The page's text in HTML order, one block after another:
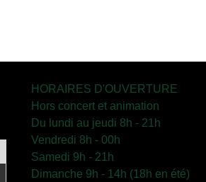
HORAIRES D'OUVERTURE
Hors concert et animation
Du lundi au jeudi 8h - 21h
Vendredi 8h - 00h
Samedi 9h - 21h
Dimanche 9h - 14h (18h en été)